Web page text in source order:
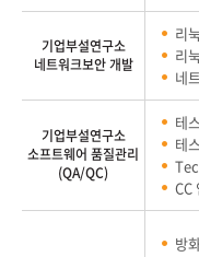
기업부설연구소
네트워크보안 개발
리
리
네
기업부설연구소
소프트웨어 품질관리
(QA/QC)
테
테
CC
방